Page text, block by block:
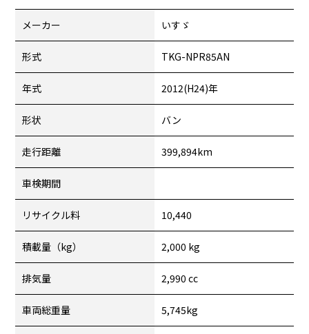
メーカー いすゞ
形式 TKG-NPR85AN
年式 2012(H24)年
形状 バン
走行距離 399,894km
車検期間
リサイクル料 10,440
積載量（kg） 2,000 kg
排気量 2,990 cc
車両総重量 5,745kg